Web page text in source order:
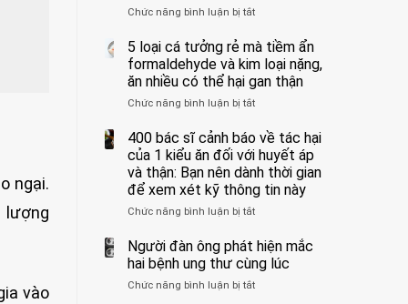
ngại.
lượng
vào
bác
“Xoắn
900
độ,
không
kịp
vệ
4
nhóm
người
được
bác
cảnh
báo
“ĐỪNG
GẮNG
SỨC!”
tay
miệng:
Bác
Bệnh
viện
đồng
1
ra
cảnh
báo
Chức năng bình luận bị tắtở
người
Việt
đang
uống
cà
theo
3
kiểu
“hại
thân”
mà
biết
5 loại cá tưởng rẻ mà tiềm ẩn
formaldehyde và kim loại nặng,
ăn nhiều có thể hại gan thận
Chức năng bình luận bị tắtở
loại
cá
tưởng
rẻ
mà
tiềm
formaldehyde
kim
loại
400 bác sĩ cảnh báo về tác hại
của 1 kiểu ăn đối với huyết áp
và thận: Bạn nên dành thời gian
để xem xét kỹ thông tin này
Chức năng bình luận bị tắtở
bác
cảnh
báo
Người đàn ông phát hiện mắc
hai bệnh ung thư cùng lúc
Chức năng bình luận bị tắtở